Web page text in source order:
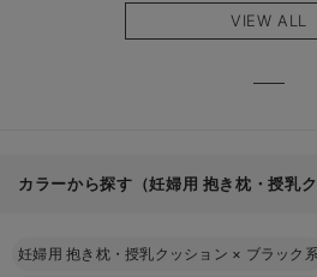
も長く使える】
VIEW ALL
カラーから探す（妊婦用 抱き枕・授乳ク
妊婦用 抱き枕・授乳クッション × ブラック